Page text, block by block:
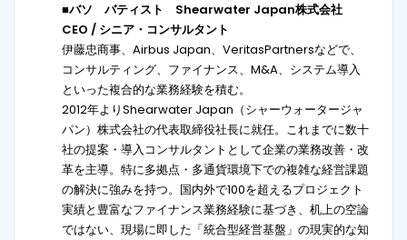
■バソ バティスト Shearwater Japan株式会社
CEO / シニア・コンサルタント
伊藤忠商事、Airbus Japan、VeritasPartnersなどで、
コンサルティング、ファイナンス、M&A、システム導入
といった複合的な業務経験を積む。
2012年よりShearwater Japan（シャーウォータージャ
パン）株式会社の代表取締役社長に就任。これまでに数十
社の提案・導入コンサルタントとして企業の業務改善・改
革を主導。特に多拠点・多通貨環境下での複雑な経営課題
の解決に強みを持つ。国内外で100を超えるプロジェクト
実績と豊富なファイナンス業務経験に基づき、机上の空論
ではない、現場に即した「統合型経営基盤」の現実的な知